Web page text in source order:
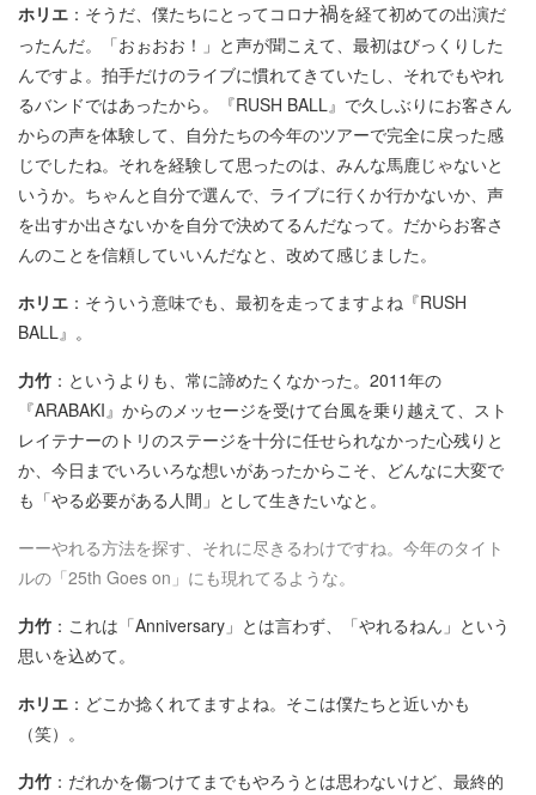
ホリエ ：そうだ、僕たちにとってコロナ禍を経て初めての出演だ
ったんだ。「おぉおお！」と声が聞こえて、最初はびっくりした
んですよ。拍手だけのライブに慣れてきていたし、それでもやれ
るバンドではあったから。『RUSH BALL』で久しぶりにお客さん
からの声を体験して、自分たちの今年のツアーで完全に戻った感
じでしたね。それを経験して思ったのは、みんな馬鹿じゃないと
いうか。ちゃんと自分で選んで、ライブに行くか行かないか、声
を出すか出さないかを自分で決めてるんだなって。だからお客さ
んのことを信頼していいんだなと、改めて感じました。
ホリエ ：そういう意味でも、最初を走ってますよね『RUSH
BALL』。
力竹 ：というよりも、常に諦めたくなかった。2011年の
『ARABAKI』からのメッセージを受けて台風を乗り越えて、スト
レイテナーのトリのステージを十分に任せられなかった心残りと
か、今日までいろいろな想いがあったからこそ、どんなに大変で
も「やる必要がある人間」として生きたいなと。
ーーやれる方法を探す、それに尽きるわけですね。今年のタイト
ルの「25th Goes on」にも現れてるような。
力竹 ：これは「Anniversary」とは言わず、「やれるねん」という
思いを込めて。
ホリエ ：どこか捻くれてますよね。そこは僕たちと近いかも
（笑）。
力竹 ：だれかを傷つけてまでもやろうとは思わないけど、最終的